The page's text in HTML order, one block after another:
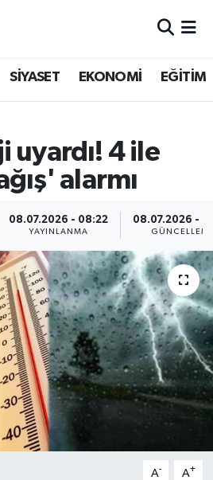
SİYASET EKONOMİ EĞİTİM
uyardı! 4 ile
alarmı
08.07.2026 - 08:22
YAYINLANMA
08.07.2026 -
A- A+
ve Fikstür